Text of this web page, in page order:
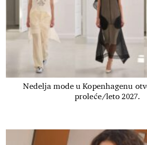
Nedelja mode u Kopenhagenu
proleće/leto 2027.